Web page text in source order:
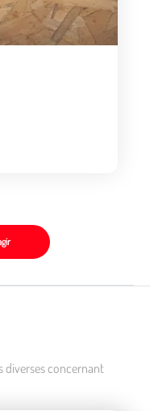
diverses concernant